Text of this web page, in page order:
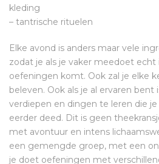
kleding
– tantrische rituelen
Elke avond is anders maar vele
zodat je als je vaker meedoet
oefeningen komt. Ook zal je elke
beleven. Ook als je al ervaren
verdiepen en dingen te leren die
eerder deed. Dit is geen
met avontuur en intens
een gemengde groep, met een
je doet oefeningen met